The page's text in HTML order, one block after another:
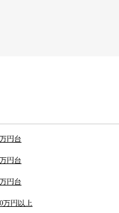
円台
円台
円台
万円以上